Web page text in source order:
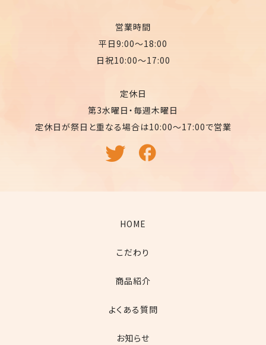
営業時間
平日9:00〜18:00
日祝10:00〜17:00
定休日
第3水曜日・毎週木曜日
定休日が祭日と重なる場合は10:00〜17:00で営業
HOME
こだわり
商品紹介
よくある質問
お知らせ